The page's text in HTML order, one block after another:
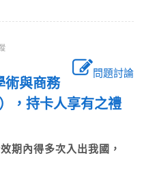
問題討論
術與商務
，持卡人享有之禮
期內得多次入出我國，